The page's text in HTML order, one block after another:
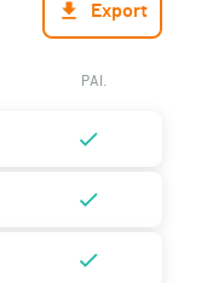
Export
PAI.